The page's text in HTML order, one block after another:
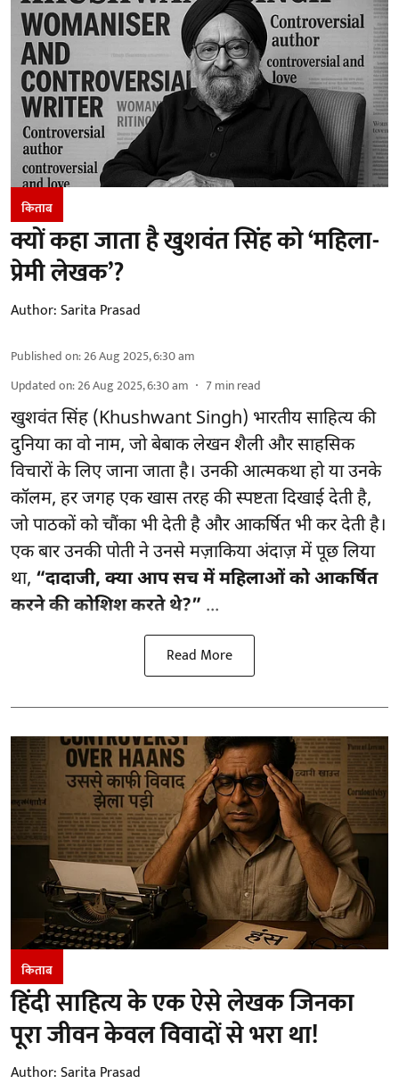
किताब
क्यों कहा जाता है खुशवंत सिंह को ‘महिला-
प्रेमी लेखक’?
Author:Sarita Prasad
Published on:26 Aug 2025, 6:30 am
Updated on:26 Aug 2025, 6:30 am 7min read
खुशवंत सिंह (Khushwant Singh) भारतीय साहित्य की
दुनिया का वो नाम, जो बेबाक लेखन शैली और साहसिक
विचारों के लिए जाना जाता है। उनकी आत्मकथा हो या उनके
कॉलम, हर जगह एक खास तरह की स्पष्टता दिखाई देती है,
जो पाठकों को चौंका भी देती है और आकर्षित भी कर देती है।
एक बार उनकी पोती ने उनसे मज़ाकिया अंदाज़ में पूछ लिया
था, “दादाजी, क्या आप सच में महिलाओं को आकर्षित
करने की कोशिश करते थे?” ...
Read More
किताब
हिंदी साहित्य के एक ऐसे लेखक जिनका
पूरा जीवन केवल विवादों से भरा था!
Author:Sarita Prasad